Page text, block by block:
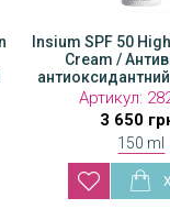
Insium SPF 50
Cream /
Артикул:
3 650
150 ml